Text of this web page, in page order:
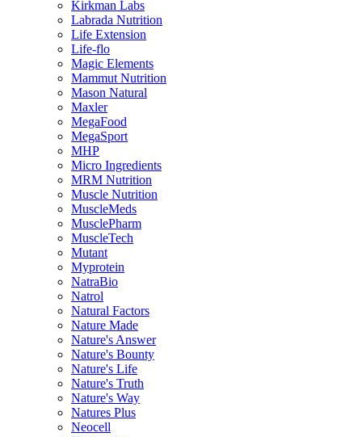
Kirkman Labs
Labrada Nutrition
Life Extension
Life-flo
Magic Elements
Mammut Nutrition
Mason Natural
Maxler
MegaFood
MegaSport
MHP
Micro Ingredients
MRM Nutrition
Muscle Nutrition
MuscleMeds
MusclePharm
MuscleTech
Mutant
Myprotein
NatraBio
Natrol
Natural Factors
Nature Made
Nature's Answer
Nature's Bounty
Nature's Life
Nature's Truth
Nature's Way
Natures Plus
Neocell